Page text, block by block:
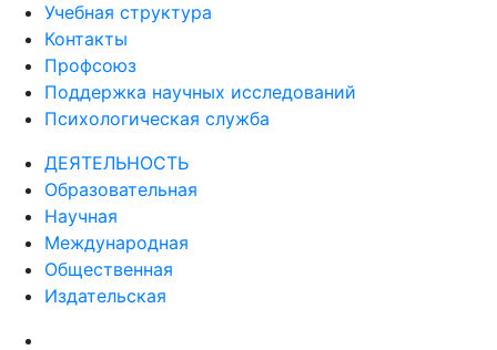
Учебная структура
Контакты
Профсоюз
Поддержка научных исследований
Психологическая служба
ДЕЯТЕЛЬНОСТЬ
Образовательная
Научная
Международная
Общественная
Издательская